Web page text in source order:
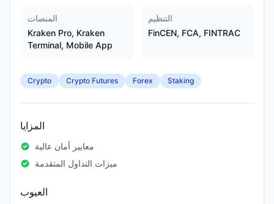
المنصات
Kraken Pro, Kraken
Terminal, Mobile App
التنظيم
FinCEN, FCA, FINTRAC
Crypto Crypto Futures Forex Staking
المزايا
معايير أمان عالية
ميزات التداول المتقدمة
العيوب